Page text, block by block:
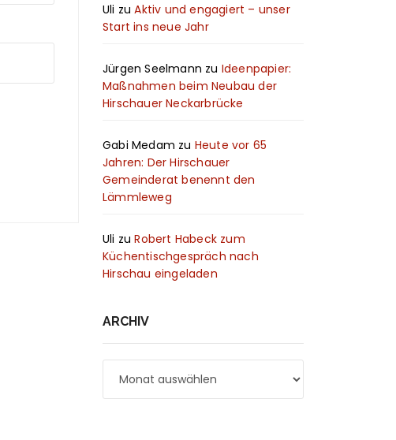
Uli zuAktiv und engagiert – unser
Start ins neue Jahr
Jürgen Seelmann zu Ideenpapier:
Maßnahmen beim Neubau der
Hirschauer Neckarbrücke
Gabi Medam zu Heute vor 65
Jahren: Der Hirschauer
Gemeinderat benennt den
Lämmleweg
Uli zuRobert Habeck zum
Küchentischgespräch nach
Hirschau eingeladen
ARCHIV